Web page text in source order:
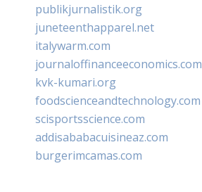
publikjurnalistik.org
juneteenthapparel.net
italywarm.com
journaloffinanceeconomics.com
kvk-kumari.org
foodscienceandtechnology.com
scisportsscience.com
addisababacuisineaz.com
burgerimcamas.com